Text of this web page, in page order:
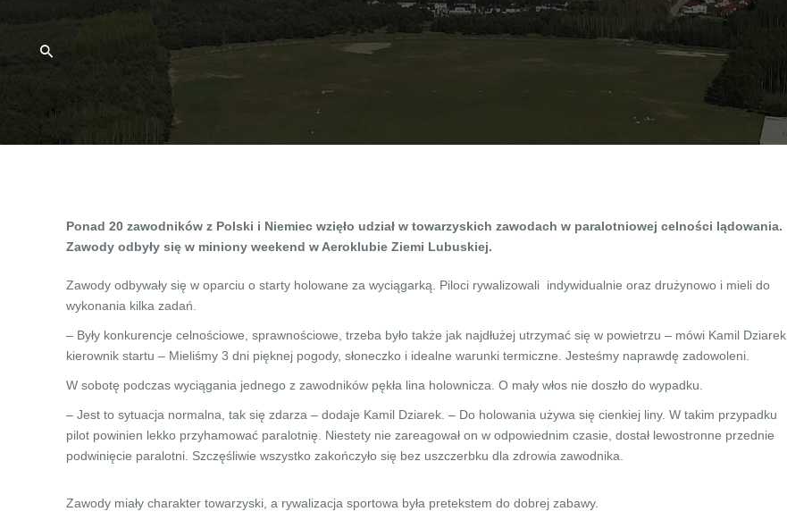
Ponad 20 zawodników z Polski i Niemiec wzięło udział w towarzyskich zawodach w paralotniowej celności lądowania.
Zawody odbyły się w miniony weekend w Aeroklubie Ziemi Lubuskiej.
Zawody odbywały się w oparciu o starty holowane za wyciągarką. Piloci rywalizowali indywidualnie oraz drużynowo i mieli do
wykonania kilka zadań.
– Były konkurencje celnościowe, sprawnościowe, trzeba było także jak najdłużej utrzymać się w powietrzu – mówi Kamil Dziarek,
kierownik startu – Mieliśmy 3 dni pięknej pogody, słoneczko i idealne warunki termiczne. Jesteśmy naprawdę zadowoleni.
W sobotę podczas wyciągania jednego z zawodników pękła lina holownicza. O mały włos nie doszło do wypadku.
– Jest to sytuacja normalna, tak się zdarza – dodaje Kamil Dziarek. – Do holowania używa się cienkiej liny. W takim przypadku
pilot powinien lekko przyhamować paralotnię. Niestety nie zareagował on w odpowiednim czasie, dostał lewostronne przednie
podwinięcie paralotni. Szczęśliwie wszystko zakończyło się bez uszczerbku dla zdrowia zawodnika.
Zawody miały charakter towarzyski, a rywalizacja sportowa była pretekstem do dobrej zabawy.